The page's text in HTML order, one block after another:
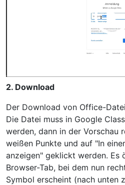
2. Download
Der Download von Office-
Die Datei muss in Google
werden, dann in der Vorschau
weißen Punkte und auf "In
anzeigen" geklickt werden. Es
Browser-Tab, bei dem nun
Symbol erscheint (nach unten